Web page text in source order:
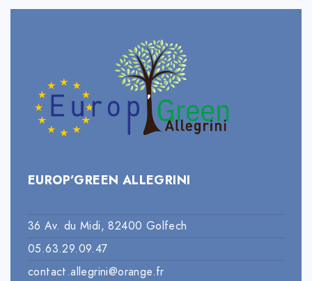
EUROP’GREEN ALLEGRINI
36 Av. du Midi, 82400 Golfech
05.63.29.09.47
contact.allegrini@orange.fr